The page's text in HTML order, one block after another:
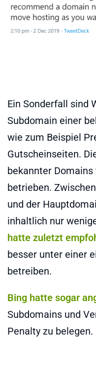
Ein Sonderfall sind
Subdomain einer
wie zum Beispiel
Gutscheinseiten.
bekannter
betrieben.
und der
inhaltlich nur
hatte zuletzt
besser unter einer
betreiben.
Bing hatte sogar
Subdomains und
Penalty zu belegen.